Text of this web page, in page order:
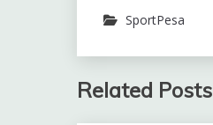
SportPesa
Related Posts